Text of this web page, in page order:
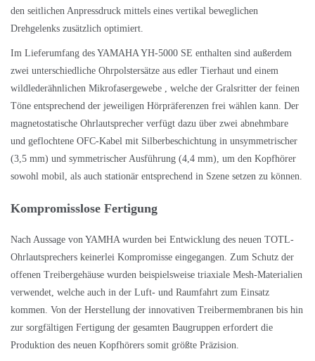
den seitlichen Anpressdruck mittels eines vertikal beweglichen
Drehgelenks zusätzlich optimiert.
Im Lieferumfang des YAMAHA YH-5000 SE enthalten sind außerdem
zwei unterschiedliche Ohrpolstersätze aus edler Tierhaut und einem
wildlederähnlichen Mikrofasergewebe , welche der Gralsritter der feinen
Töne entsprechend der jeweiligen Hörpräferenzen frei wählen kann. Der
magnetostatische Ohrlautsprecher verfügt dazu über zwei abnehmbare
und geflochtene OFC-Kabel mit Silberbeschichtung in unsymmetrischer
(3,5 mm) und symmetrischer Ausführung (4,4 mm), um den Kopfhörer
sowohl mobil, als auch stationär entsprechend in Szene setzen zu können.
Kompromisslose Fertigung
Nach Aussage von YAMHA wurden bei Entwicklung des neuen TOTL-
Ohrlautsprechers keinerlei Kompromisse eingegangen. Zum Schutz der
offenen Treibergehäuse wurden beispielsweise triaxiale Mesh-Materialien
verwendet, welche auch in der Luft- und Raumfahrt zum Einsatz
kommen. Von der Herstellung der innovativen Treibermembranen bis hin
zur sorgfältigen Fertigung der gesamten Baugruppen erfordert die
Produktion des neuen Kopfhörers somit größte Präzision.